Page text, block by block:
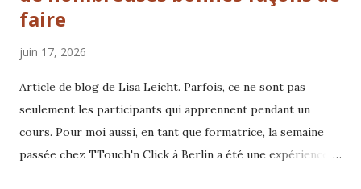
faire
juin 17, 2026
Article de blog de Lisa Leicht. Parfois, ce ne sont pas
seulement les participants qui apprennent pendant un
cours. Pour moi aussi, en tant que formatrice, la semaine
passée chez TTouch'n Click à Berlin a été une expérience